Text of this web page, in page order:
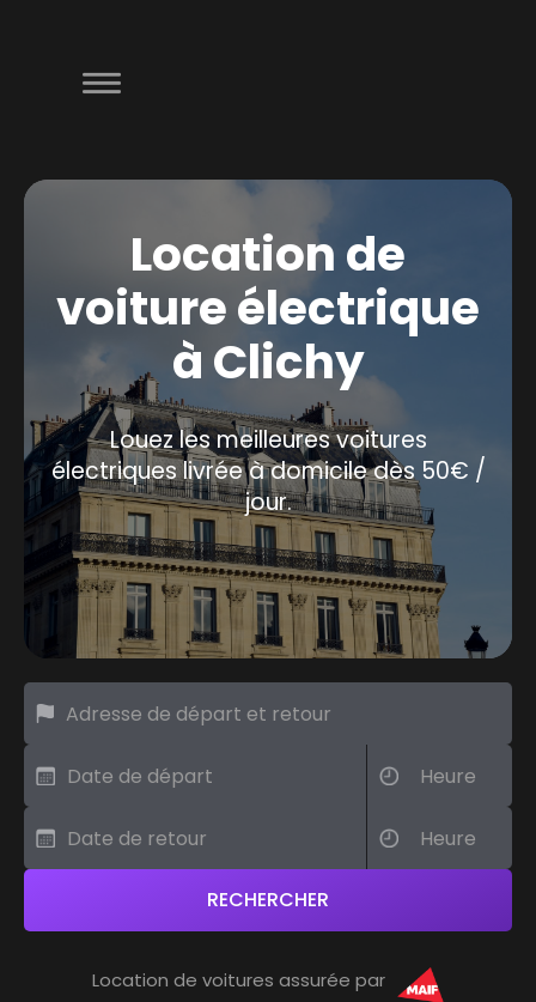
Location de
voiture électrique
à Clichy
Louez les meilleures voitures
électriques livrée à domicile dès 50€ /
jour.
Location de voitures assurée par